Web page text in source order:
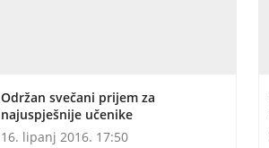
Održan svečani prijem za
najuspješnije učenike
16. lipanj 2016. 17:50